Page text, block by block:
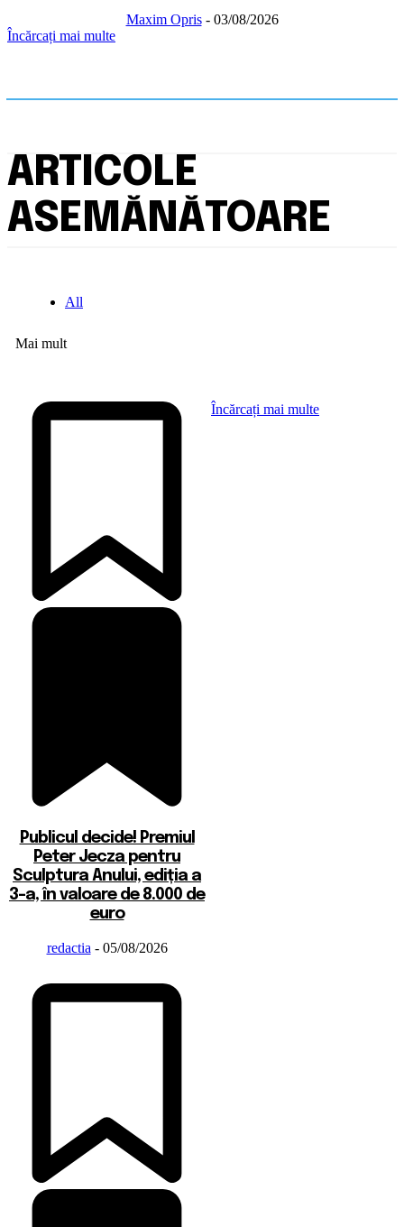
Maxim Opris - 03/08/2026
Încărcați mai multe
ARTICOLE
ASEMĂNĂTOARE
All
Mai mult
Publicul decide! Premiul
Peter Jecza pentru
Sculptura Anului, ediția a
3-a, în valoare de 8.000 de
euro
redactia - 05/08/2026
Încărcați mai multe